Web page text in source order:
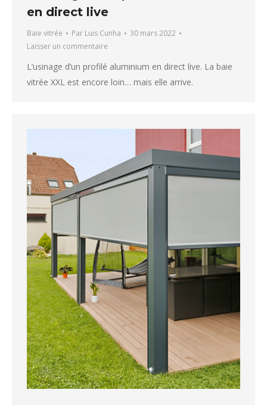
en direct live
Baie vitrée Par Luis Cunha
30 mars 2022
Laisser un commentaire
L’usinage d’un profilé aluminium en direct live. La baie
vitrée XXL est encore loin… mais elle arrive.